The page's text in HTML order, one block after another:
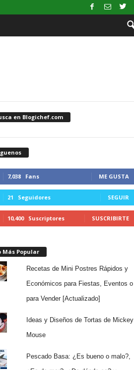
en Blogichef.com
7,038 Fans ME GUSTA
21 Seguidores SEGUIR
10,400 Suscriptores SUSCRIBIRTE
Más Popular
Recetas de Mini Postres Rápidos y
Económicos para Fiestas, Eventos o
para Vender [Actualizado]
Ideas y Diseños de Tortas de Mickey
Mouse
Pescado Basa: ¿Es bueno o malo?,